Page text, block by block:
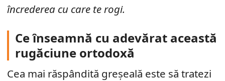
încrederea cu care te rogi.
Ce înseamnă cu adevărat această
rugăciune ortodoxă
Cea mai răspândită greșeală este să tratezi